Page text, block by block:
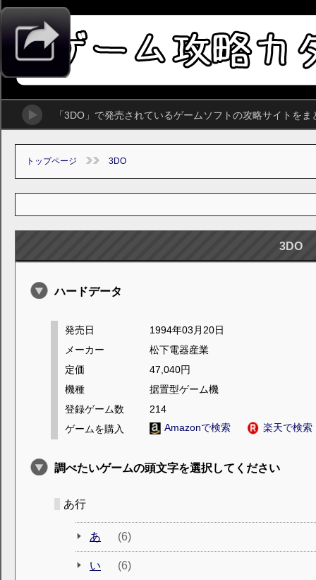
「3DO」で発売されているゲームソフトの攻略サイトを
トップページ 3DO
3DO
ハードデータ
発売日
1994年03月20日
メーカー
松下電器産業
定価
47,040円
機種
据置型ゲーム機
登録ゲーム数
214
ゲームを購入
Amazonで検索 楽天で検索
調べたいゲームの頭文字を選択してください
あ行
あ (6)
い (6)